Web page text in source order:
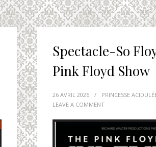
Spectacle-So
Pink Floyd Show
26 AVRIL 2026 / PRINCESSE
LEAVE A COMMENT